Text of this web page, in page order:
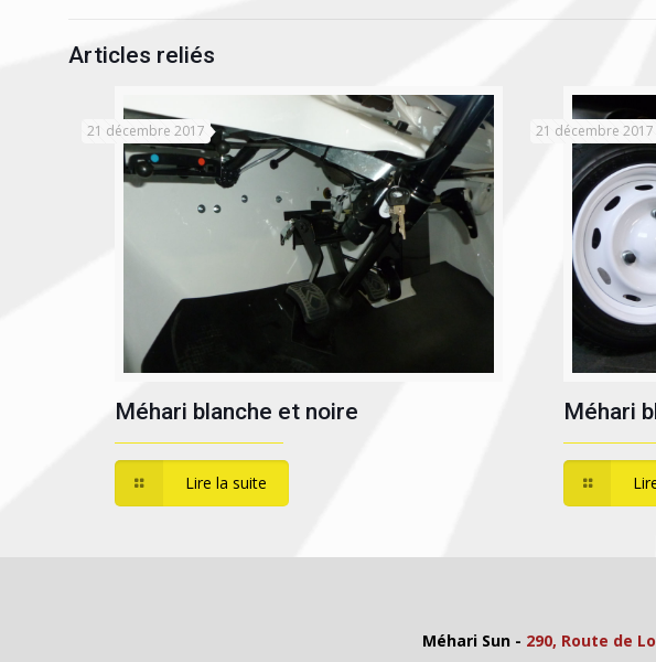
Articles reliés
21 décembre 2017
Méhari blanche et noire
Lire la suite
21 décembre 2017
Méhari
Méhari Sun - 290, Route de